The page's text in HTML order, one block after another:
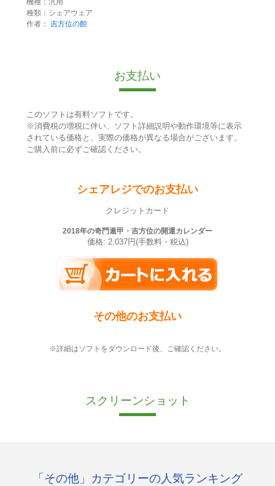
種類：シェアウェア
作者： 吉方位の館
お支払い
このソフトは有料ソフトです。
※消費税の増税に伴い、ソフト詳細説明や動作環境等に表示
されている価格と、実際の価格が異なる場合がございます。
ご購入前に必ずご確認ください。
シェアレジでのお支払い
クレジットカード
2018年の奇門遁甲・吉方位の開運カレンダー
価格: 2,037円(手数料・税込)
その他のお支払い
※詳細はソフトをダウンロード後、ご確認ください。
スクリーンショット
「その他」カテゴリーの人気ランキング